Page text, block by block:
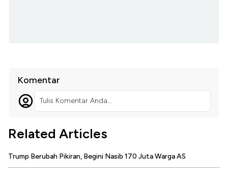
Komentar
Tulis Komentar Anda...
Related Articles
Trump Berubah Pikiran, Begini Nasib 170 Juta Warga AS